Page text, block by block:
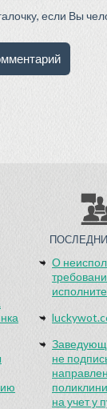
если Вы
О
не
на учет у